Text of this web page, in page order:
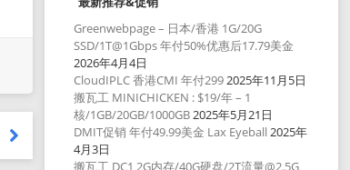
Greenwebpage – 日本/香港 1G/20G
SSD/1T@1Gbps 年付50%优惠后17.79美金
2026年4月4日
CloudIPLC 香港CMI 年付2992025年11月5日
搬瓦工 MINICHICKEN : $19/年 – 1
核/1GB/20GB/1000GB2025年5月21日
DMIT促销 年付49.99美金 Lax Eyeball 2025年
4月3日
搬瓦工 DC1 2G内存/40G硬盘/2T流量@2.5G